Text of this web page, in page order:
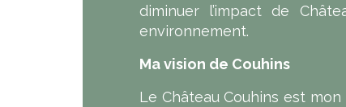
diminuer l’impact de
environnement.
Ma vision de Couhins
Le Château Couhins est mon